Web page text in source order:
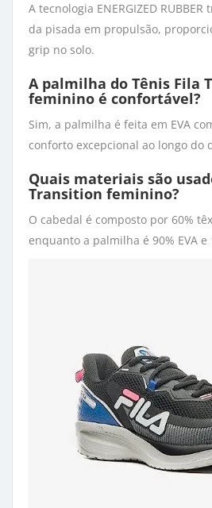
A tecnologia ENERGIZED
da pisada em propulsão,
grip no solo.
A palmilha do Tênis Fila
feminino é confortável?
Sim, a palmilha é feita em EVA
conforto excepcional ao longo do
Quais materiais são
Transition feminino?
O cabedal é composto por 60%
enquanto a palmilha é 90% EVA e